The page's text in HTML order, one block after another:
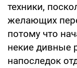
техники,
желающих
потому что
некие дивные
напоследок